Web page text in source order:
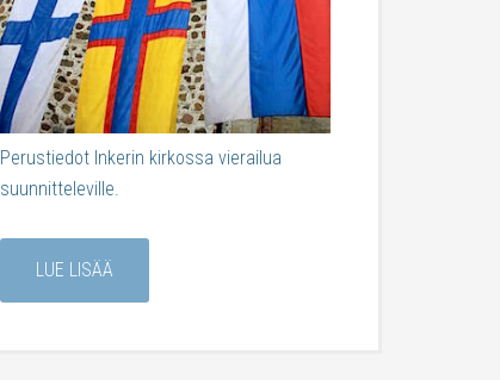
Perustiedot Inkerin kirkossa vierailua
suunnitteleville.
LUE LISÄÄ